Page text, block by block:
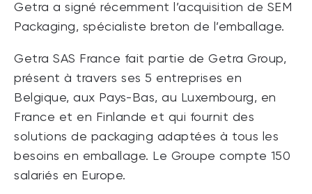
Getra a signé récemment l’acquisition de SEM
Packaging, spécialiste breton de l’emballage.
Getra SAS France fait partie de Getra Group,
présent à travers ses 5 entreprises en
Belgique, aux Pays-Bas, au Luxembourg, en
France et en Finlande et qui fournit des
solutions de packaging adaptées à tous les
besoins en emballage. Le Groupe compte 150
salariés en Europe.